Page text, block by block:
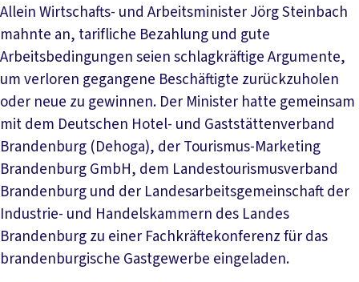
Allein Wirtschafts- und Arbeitsminister Jörg Steinbach
mahnte an, tarifliche Bezahlung und gute
Arbeitsbedingungen seien schlagkräftige Argumente,
um verloren gegangene Beschäftigte zurückzuholen
oder neue zu gewinnen. Der Minister hatte gemeinsam
mit dem Deutschen Hotel- und Gaststättenverband
Brandenburg (Dehoga), der Tourismus-Marketing
Brandenburg GmbH, dem Landestourismusverband
Brandenburg und der Landesarbeitsgemeinschaft der
Industrie- und Handelskammern des Landes
Brandenburg zu einer Fachkräftekonferenz für das
brandenburgische Gastgewerbe eingeladen.